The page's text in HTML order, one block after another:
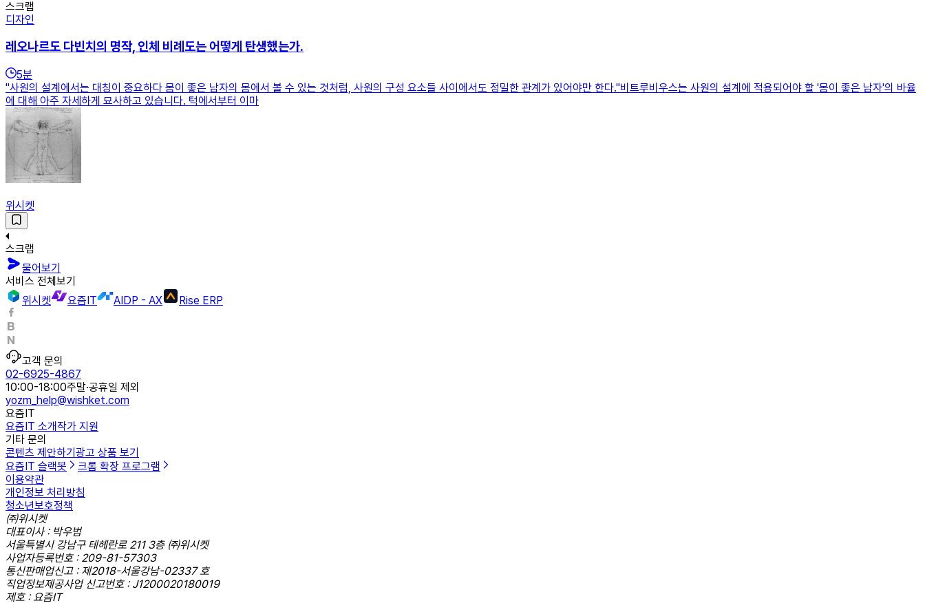
스크랩
디자인
레오나르도 다빈치의 명작, 인체 비례도는 어떻게 탄생했는가.
5분
"사원의 설계에서는 대칭이 중요하다 몸이 좋은 남자의 몸에서 볼 수 있는 것처럼, 사원의 구성 요소들 사이에서도 정밀한 관계가 있어야만 한다."비트루비우스는 사원의 설계에 적용되어야 할 '몸이 좋은 남자'의 바율
에 대해 아주 자세하게 묘사하고 있습니다. 턱에서부터 이마
위시켓
스크랩
물어보기
서비스 전체보기
위시켓
요즘IT AIDP - AX Rise ERP
고객 문의
02-6925-4867
10:00-18:00주말·공휴일 제외
yozm_help@wishket.com
요즘IT
요즘IT 소개작가 지원
기타 문의
콘텐츠 제안하기 광고 상품 보기
요즘IT 슬랙봇
크롬 확장 프로그램
이용약관
개인정보 처리방침
청소년보호정책
㈜위시켓
대표이사 : 박우범
서울특별시 강남구 테헤란로 211 3층 ㈜위시켓
사업자등록번호 : 209-81-57303
통신판매업신고 : 제2018-서울강남-02337 호
직업정보제공사업 신고번호 : J1200020180019
제호 : 요즘IT